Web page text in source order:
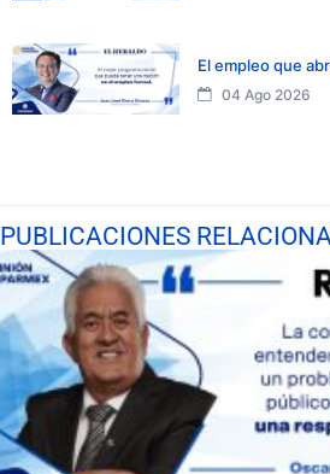
El empleo que
04 Ago 2026
PUBLICACIONES